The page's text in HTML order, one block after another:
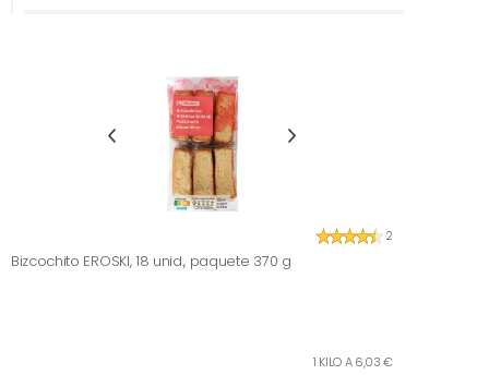
2
Bizcochito EROSKI, 18 unid., paquete 370 g
1 KILO A 6,03 €